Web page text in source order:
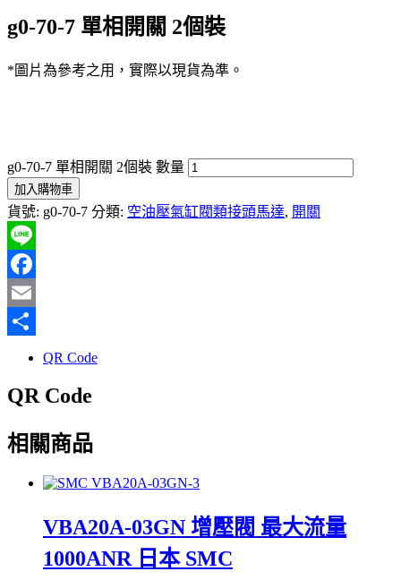
g0-70-7 單相開關 2個裝
*圖片為參考之用，實際以現貨為準。
g0-70-7 單相開關 2個裝 數量
加入購物車
貨號: g0-70-7 分類: 空油壓氣缸閥類接頭馬達, 開關
Line
Facebook
Email
QR Code
QR Code
相關商品
VBA20A-03GN 增壓閥 最大流量
1000ANR 日本 SMC